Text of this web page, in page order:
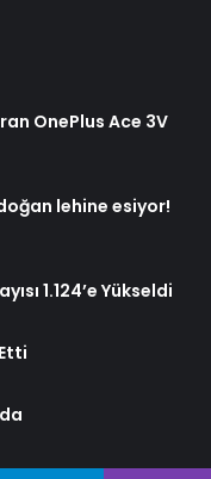
OnePlus Ace 3V
lehine esiyor!
1.124’e Yükseldi